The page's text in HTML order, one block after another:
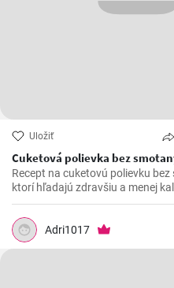
Uložiť
Cuketová polievka bez
Recept na cuketovú polievku
ktorí hľadajú zdravšiu a menej
Adri1017